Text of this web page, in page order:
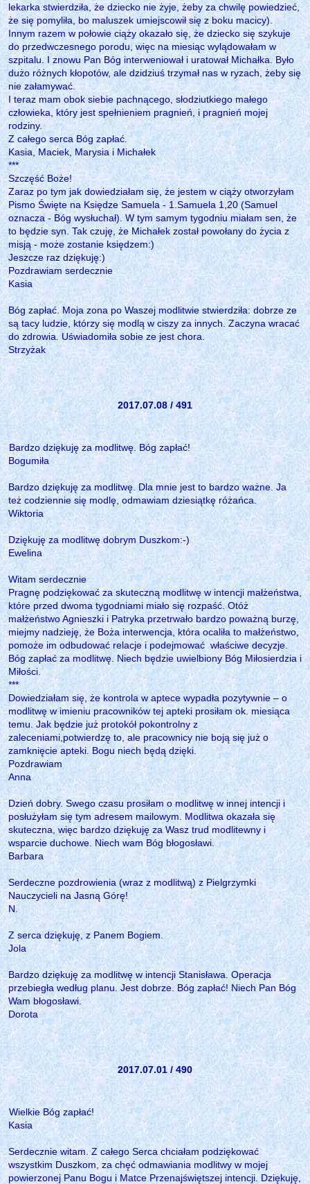
lekarka stwierdziła, że dziecko nie żyje, żeby za chwilę powiedzieć,
że się pomyliła, bo maluszek umiejscowił się z boku macicy).
Innym razem w połowie ciąży okazało się, że dziecko się szykuje
do przedwczesnego porodu, więc na miesiąc wylądowałam w
szpitalu. I znowu Pan Bóg interweniował i uratował Michałka. Było
dużo różnych kłopotów, ale dzidziuś trzymał nas w ryzach, żeby się
nie załamywać.
I teraz mam obok siebie pachnącego, słodziutkiego małego
człowieka, który jest spełnieniem pragnień, i pragnień mojej
rodziny.
Z całego serca Bóg zapłać.
Kasia, Maciek, Marysia i Michałek
***
Szczęść Boże!
Zaraz po tym jak dowiedziałam się, że jestem w ciąży otworzyłam
Pismo Święte na Księdze Samuela - 1.Samuela 1,20 (Samuel
oznacza - Bóg wysłuchał). W tym samym tygodniu miałam sen, że
to będzie syn. Tak czuję, że Michałek został powołany do życia z
misją - może zostanie księdzem:)
Jeszcze raz dziękuję:)
Pozdrawiam serdecznie
Kasia
Bóg zapłać. Moja zona po Waszej modlitwie stwierdziła: dobrze ze
są tacy ludzie, którzy się modlą w ciszy za innych. Zaczyna wracać
do zdrowia. Uświadomiła sobie ze jest chora.
Strzyżak
2017.07.08 / 491
Bardzo dziękuję za modlitwę. Bóg zapłać!
Bogumiła
Bardzo dziękuję za modlitwę. Dla mnie jest to bardzo ważne. Ja
też codziennie się modlę, odmawiam dziesiątkę różańca.
Wiktoria
Dziękuję za modlitwę dobrym Duszkom:-)
Ewelina
Witam serdecznie
Pragnę podziękować za skuteczną modlitwę w intencji małżeństwa,
które przed dwoma tygodniami miało się rozpaść. Otóż
małżeństwo Agnieszki i Patryka przetrwało bardzo poważną burzę,
miejmy nadzieję, że Boża interwencja, która ocaliła to małżeństwo,
pomoże im odbudować relacje i podejmować właściwe decyzje.
Bóg zapłać za modlitwę. Niech będzie uwielbiony Bóg Miłosierdzia i
Miłości.
***
Dowiedziałam się, że kontrola w aptece wypadła pozytywnie – o
modlitwę w imieniu pracowników tej apteki prosiłam ok. miesiąca
temu. Jak będzie już protokół pokontrolny z
zaleceniami,potwierdzę to, ale pracownicy nie boją się już o
zamknięcie apteki. Bogu niech będą dzięki.
Pozdrawiam
Anna
Dzień dobry. Swego czasu prosiłam o modlitwę w innej intencji i
posłużyłam się tym adresem mailowym. Modlitwa okazała się
skuteczna, więc bardzo dziękuję za Wasz trud modlitewny i
wsparcie duchowe. Niech wam Bóg błogosławi.
Barbara
Serdeczne pozdrowienia (wraz z modlitwą) z Pielgrzymki
Nauczycieli na Jasną Górę!
N.
Z serca dziękuję, z Panem Bogiem.
Jola
Bardzo dziękuję za modlitwę w intencji Stanisława. Operacja
przebiegła według planu. Jest dobrze. Bóg zapłać! Niech Pan Bóg
Wam błogosławi.
Dorota
2017.07.01 / 490
Wielkie Bóg zapłać!
Kasia
Serdecznie witam. Z całego Serca chciałam podziękować
wszystkim Duszkom, za chęć odmawiania modlitwy w mojej
powierzonej Panu Bogu i Matce Przenajświętszej intencji. Dziękuję,